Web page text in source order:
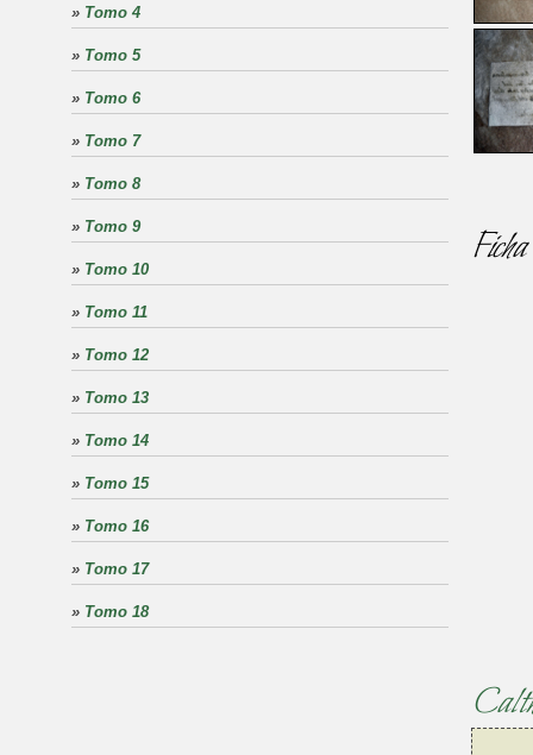
» Tomo 4
» Tomo 5
» Tomo 6
» Tomo 7
» Tomo 8
» Tomo 9
» Tomo 10
» Tomo 11
» Tomo 12
» Tomo 13
» Tomo 14
» Tomo 15
» Tomo 16
» Tomo 17
» Tomo 18